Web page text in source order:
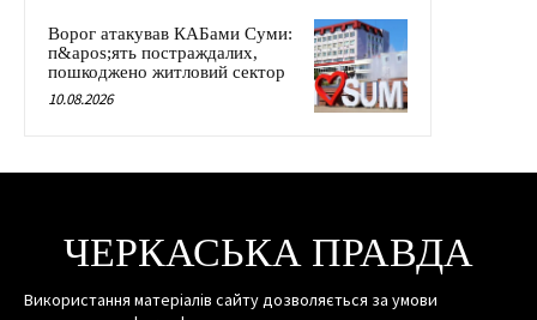
Ворог атакував КАБами Суми:
п&apos;ять постраждалих,
пошкоджено житловий сектор
10.08.2026
ЧЕРКАСЬКА ПРАВДА
Використання матеріалів сайту дозволяється за умови